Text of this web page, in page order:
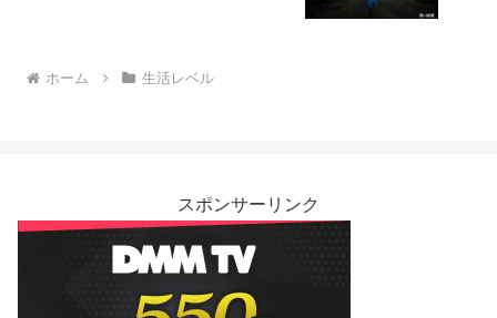
ホーム 生活レベル
スポンサーリンク